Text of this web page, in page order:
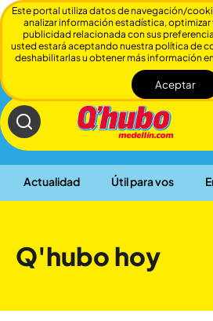
Actualidad Útil para vos
Q'hubo hoy
Este portal utiliza datos de navegación/
analizar información estadística,
publicidad relacionada con sus
usted estará aceptando nuestra política de
deshabilitarlas u obtener más información
Aceptar